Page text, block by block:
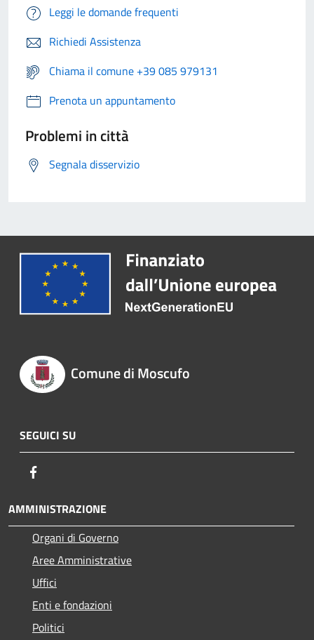
Leggi le domande frequenti
Richiedi Assistenza
Chiama il comune +39 085 979131
Prenota un appuntamento
Problemi in città
Segnala disservizio
Comune di Moscufo
SEGUICI SU
AMMINISTRAZIONE
Organi di Governo
Aree Amministrative
Uffici
Enti e fondazioni
Politici